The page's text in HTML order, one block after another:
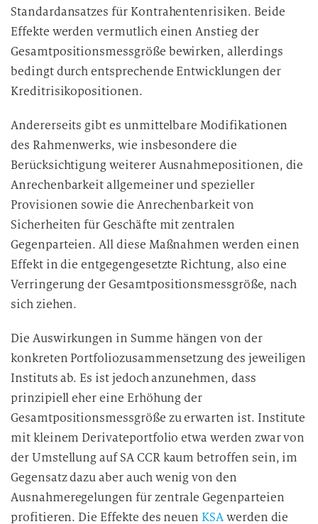
Standardansatzes für Kontrahentenrisiken. Beide
Effekte werden vermutlich einen Anstieg der
Gesamtpositionsmessgröße bewirken, allerdings
bedingt durch entsprechende Entwicklungen der
Kreditrisikopositionen.
Andererseits gibt es unmittelbare Modifikationen
des Rahmenwerks, wie insbesondere die
Berücksichtigung weiterer Ausnahmepositionen, die
Anrechenbarkeit allgemeiner und spezieller
Provisionen sowie die Anrechenbarkeit von
Sicherheiten für Geschäfte mit zentralen
Gegenparteien. All diese Maßnahmen werden einen
Effekt in die entgegengesetzte Richtung, also eine
Verringerung der Gesamtpositionsmessgröße, nach
sich ziehen.
Die Auswirkungen in Summe hängen von der
konkreten Portfoliozusammensetzung des jeweiligen
Instituts ab. Es ist jedoch anzunehmen, dass
prinzipiell eher eine Erhöhung der
Gesamtpositionsmessgröße zu erwarten ist. Institute
mit kleinem Derivateportfolio etwa werden zwar von
der Umstellung auf SA CCR kaum betroffen sein, im
Gegensatz dazu aber auch wenig von den
Ausnahmeregelungen für zentrale Gegenparteien
profitieren. Die Effekte des neuenKSAwerden die